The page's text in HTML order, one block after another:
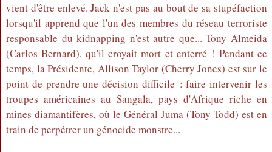
vient d'être enlevé. Jack n'est pas au bout de sa stupéfaction
lorsqu'il apprend que l'un des membres du réseau terroriste
responsable du kidnapping n'est autre que... Tony Almeida
(Carlos Bernard), qu'il croyait mort et enterré ! Pendant ce
temps, la Présidente, Allison Taylor (Cherry Jones) est sur le
point de prendre une décision difficile : faire intervenir les
troupes américaines au Sangala, pays d'Afrique riche en
mines diamantifères, où le Général Juma (Tony Todd) est en
train de perpétrer un génocide monstre...